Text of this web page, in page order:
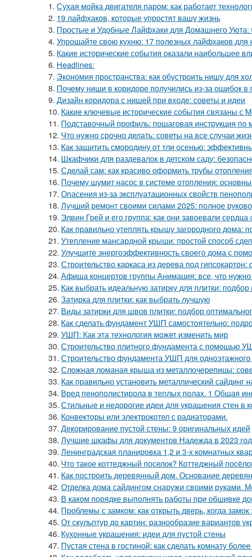
1. Сухая мойка двигателя паром: как работает
2. 19 лайфхаков, которые упростят вашу жизнь
3. Простые и Удобные Лайфхаки для Домашнего Уюта:
4. Упрощайте свою кухню: 17 полезных лайфхаков
5. Какие исторические события оказали наибольшее
6. Headlines:
7. Экономия пространства: как обустроить нишу для
8. Почему ниши в коридоре получились из-за ошибок в
9. Дизайн коридора с нишей при входе: советы и идеи
10. Какие ключевые исторические события связаны с
11. Подставочный профиль: пошаговая инструкция по
12. Что нужно срочно делать: советы на все случаи
13. Как защитить смородину от тли осенью:
14. Шкафчики для раздевалок в детском саду:
15. Сделай сам: как красиво оформить трубы
16. Почему шумит насос в системе отопления:
17. Опасения из-за эксплуатационных свойств
18. Лучший ремонт своими силами 2025: полное
19. Элвин Грей и его группа: как они завоевали сердца
20. Как правильно утеплять крышу загородного дома:
21. Утепление мансардной крыши: простой способ
22. Улучшите энергоэффективность своего дома с
23. Строительство каркаса из дерева под
24. Афиша концертов группы Анимация: все, что нужно
25. Как выбрать идеальную затирку для плитки: подбор
26. Затирка для плитки: как выбрать лучшую
27. Виды затирки для швов плитки: подбор
28. Как сделать фундамент УШП самостоятельно:
29. УШП: Как эта технология может изменить мир
30. Строительство плитного фундамента с помощью
31. Строительство фундамента УШП для
32. Сложная ломаная крыша из металлочерепицы:
33. Как правильно установить металлический сайдинг
34. Вред пенополистирола в теплых полах. 1 Общая
35. Стильные и недорогие идеи для украшения стен в
36. Конвекторы или электрокотел с радиаторами.
37. Декорирование пустой стены: 9 оригинальных идей
38. Лучшие шкафы для документов Надежда в 2023
39. Ленинградская планировка 1,2 и 3-х комнатных
40. Что такое коттеджный поселок? Коттеджный
41. Как построить деревянный дом. Основание
42. Отделка дома сайдингом снаружи своими руками.
43. В каком порядке выполнять работы при обшивке
44. Проблемы с замком: как открыть дверь, когда замок
45. От скульптур до картин: разнообразие вариантов
46. Кухонные украшения: идеи для пустой стены
47. Пустая стена в гостиной: как сделать комнату